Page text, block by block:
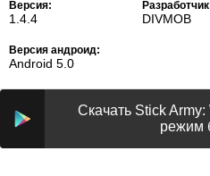
Версия:
1.4.4 DIVMOB
Версия андроид:
Android 5.0
Скачать Stick
режим